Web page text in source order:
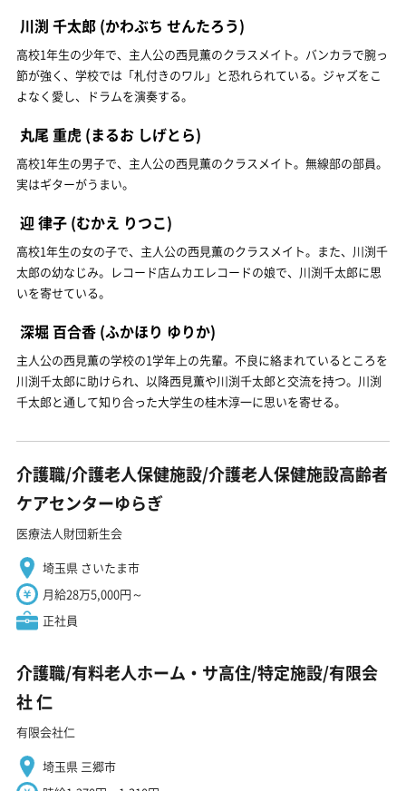
川渕 千太郎 (かわぶち せんたろう)
高校1年生の少年で、主人公の西見薫のクラスメイト。バンカラで腕っ
節が強く、学校では「札付きのワル」と恐れられている。ジャズをこ
よなく愛し、ドラムを演奏する。
丸尾 重虎 (まるお しげとら)
高校1年生の男子で、主人公の西見薫のクラスメイト。無線部の部員。
実はギターがうまい。
迎 律子 (むかえ りつこ)
高校1年生の女の子で、主人公の西見薫のクラスメイト。また、川渕千
太郎の幼なじみ。レコード店ムカエレコードの娘で、川渕千太郎に思
いを寄せている。
深堀 百合香 (ふかほり ゆりか)
主人公の西見薫の学校の1学年上の先輩。不良に絡まれているところを
川渕千太郎に助けられ、以降西見薫や川渕千太郎と交流を持つ。川渕
千太郎と通して知り合った大学生の桂木淳一に思いを寄せる。
介護職/介護老人保健施設/介護老人保健施設高齢者
ケアセンターゆらぎ
医療法人財団新生会
埼玉県 さいたま市
月給28万5,000円～
正社員
介護職/有料老人ホーム・サ高住/特定施設/有限会
社 仁
有限会社仁
埼玉県 三郷市